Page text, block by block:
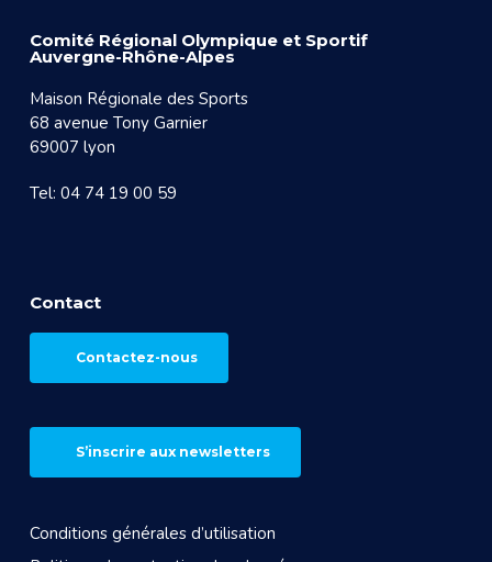
Comité Régional Olympique et Sportif
Auvergne-Rhône-Alpes
Maison Régionale des Sports
68 avenue Tony Garnier
69007 lyon
Tel: 04 74 19 00 59
Contact
Contactez-nous
S’inscrire aux newsletters
Conditions générales d’utilisation